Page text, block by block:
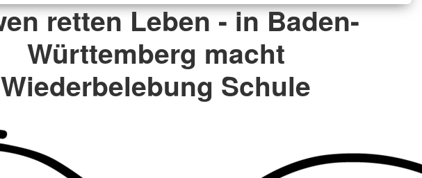
retten Leben - in Baden-
Württemberg macht
Wiederbelebung Schule